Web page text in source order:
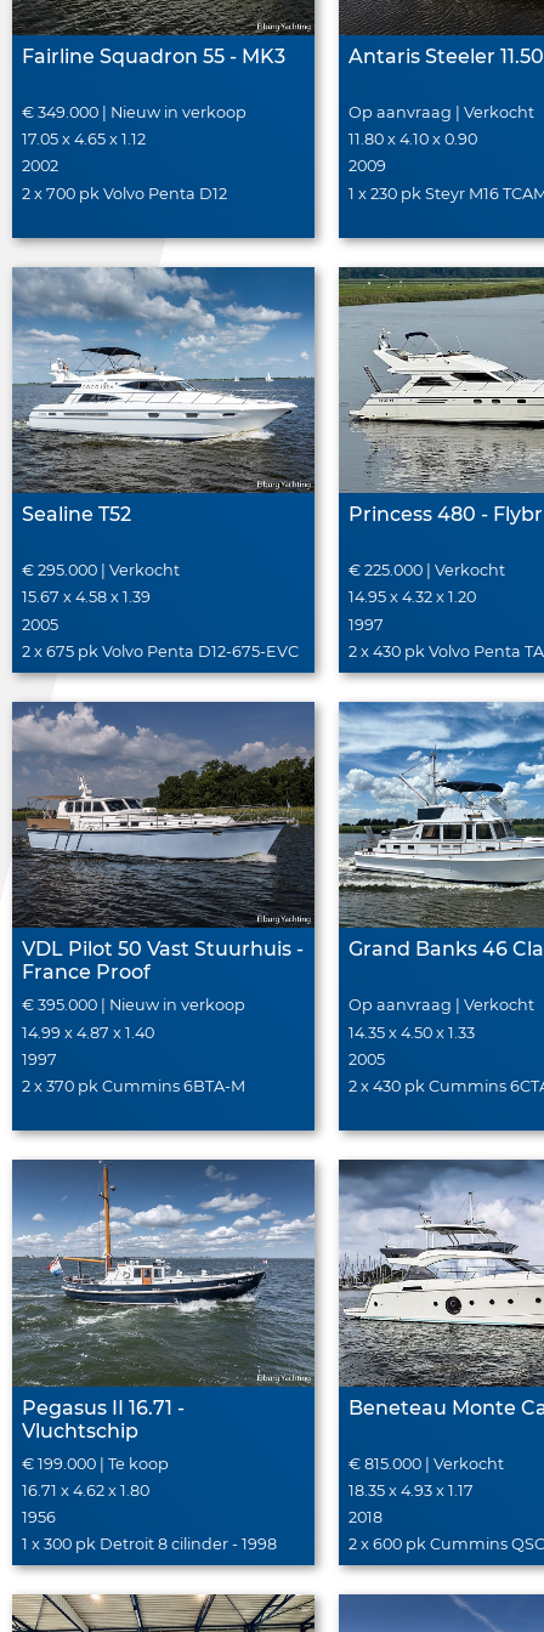
Fairline Squadron 55 - MK3
€ 349.000 | Nieuw in verkoop
17.05 x 4.65 x 1.12
2002
2 x 700 pk Volvo Penta D12
Antaris Steeler
Op aanvraag | Verkocht
11.80 x 4.10 x 0.90
2009
1 x 230 pk Steyr M16
Sealine T52
€ 295.000 | Verkocht
15.67 x 4.58 x 1.39
2005
2 x 675 pk Volvo Penta D12-675-EVC
Princess 480 -
€ 225.000 | Verkocht
14.95 x 4.32 x 1.20
1997
2 x 430 pk Volvo Penta
VDL Pilot 50 Vast Stuurhuis -
France Proof
€ 395.000 | Nieuw in verkoop
14.99 x 4.87 x 1.40
1997
2 x 370 pk Cummins 6BTA-M
Grand Banks 46
Op aanvraag | Verkocht
14.35 x 4.50 x 1.33
2005
2 x 430 pk Cummins
Pegasus II 16.71 -
Vluchtschip
€ 199.000 | Te koop
16.71 x 4.62 x 1.80
1956
1 x 300 pk Detroit 8 cilinder - 1998
Beneteau Monte
€ 815.000 | Verkocht
18.35 x 4.93 x 1.17
2018
2 x 600 pk Cummins